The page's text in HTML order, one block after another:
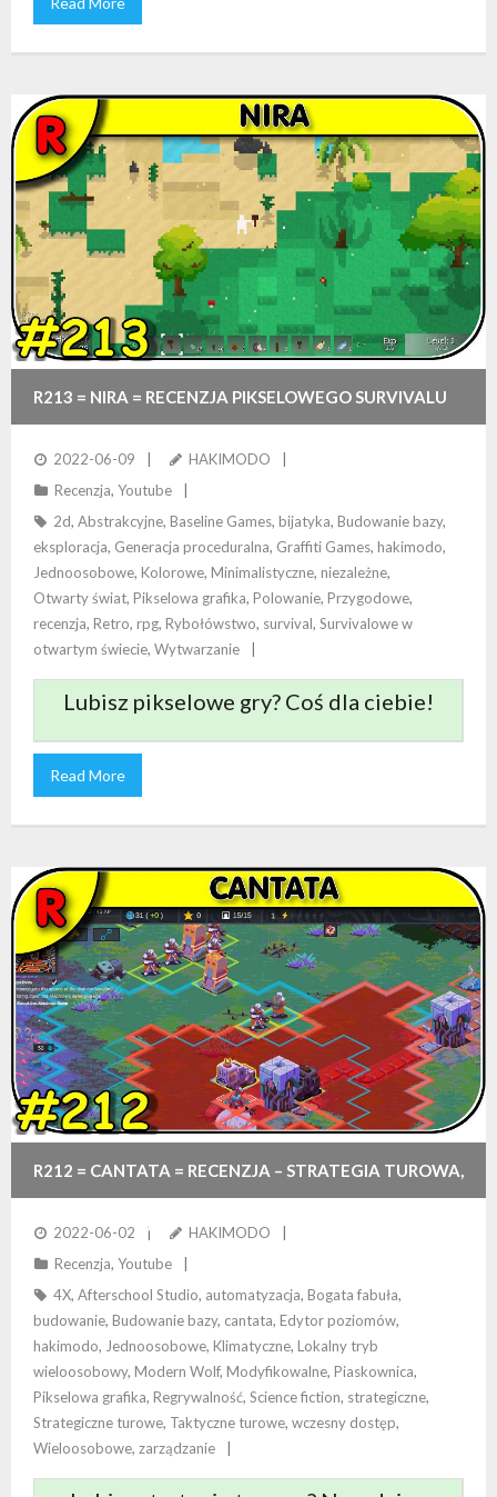
R213 = NIRA = RECENZJA PIKSELOWEGO SURVIVALU
2022-06-09
HAKIMODO
Recenzja, Youtube
2d, Abstrakcyjne, Baseline Games, bijatyka, Budowanie bazy,
eksploracja, Generacja proceduralna, Graffiti Games, hakimodo,
Jednoosobowe, Kolorowe, Minimalistyczne, niezależne,
Otwarty świat, Pikselowa grafika, Polowanie, Przygodowe,
recenzja, Retro, rpg, Rybołówstwo, survival, Survivalowe w
otwartym świecie, Wytwarzanie
Lubisz pikselowe gry? Coś dla ciebie!
Read More
R212 = CANTATA = RECENZJA – STRATEGIA TUROWA,
KTÓRA MUSI DOJRZEĆ
2022-06-02
HAKIMODO
Recenzja, Youtube
4X, Afterschool Studio, automatyzacja, Bogata fabuła,
budowanie, Budowanie bazy, cantata, Edytor poziomów,
hakimodo, Jednoosobowe, Klimatyczne, Lokalny tryb
wieloosobowy, Modern Wolf, Modyfikowalne, Piaskownica,
Pikselowa grafika, Regrywalność, Science fiction, strategiczne,
Strategiczne turowe, Taktyczne turowe, wczesny dostęp,
Wieloosobowe, zarządzanie